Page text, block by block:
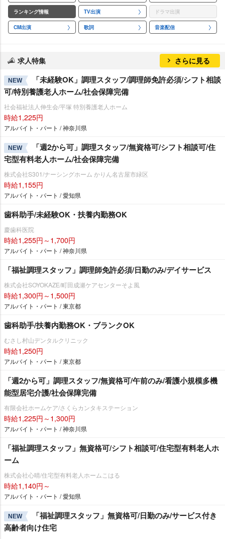
ランキング情報 TV出演 ドラマ出演
CM出演 歌詞 音楽配信
求人特集 さらに見る
NEW
「未経験OK」調理スタッフ/調理師免許必須/シフト相談
可/特別養護老人ホーム/社会保障完備
社会福祉法人伸生会/平塚 特別養護老人ホーム
時給1,225円
アルバイト・パート / 神奈川県
NEW
「週2から可」調理スタッフ/無資格可/シフト相談可/住
宅型有料老人ホーム/社会保障完備
株式会社S301/ナーシングホーム かりん名古屋市緑区
時給1,155円
アルバイト・パート / 愛知県
歯科助手/未経験OK・扶養内勤務OK
慶歯科医院
時給1,255円～1,700円
アルバイト・パート / 神奈川県
「福祉調理スタッフ」調理師免許必須/日勤のみ/デイサービス
株式会社SOYOKAZE/町田成瀬ケアセンターそよ風
時給1,300円～1,500円
アルバイト・パート / 東京都
歯科助手/扶養内勤務OK・ブランクOK
むさし村山デンタルクリニック
時給1,250円
アルバイト・パート / 東京都
「週2から可」調理スタッフ/無資格可/午前のみ/看護小規模多機
能型居宅介護/社会保障完備
有限会社ホームケア/さくらカンタキステーション
時給1,225円～1,300円
アルバイト・パート / 神奈川県
「福祉調理スタッフ」無資格可/シフト相談可/住宅型有料老人ホ
ーム
株式会社心晴/住宅型有料老人ホームこはる
時給1,140円～
アルバイト・パート / 愛知県
NEW
「福祉調理スタッフ」無資格可/日勤のみ/サービス付き
高齢者向け住宅